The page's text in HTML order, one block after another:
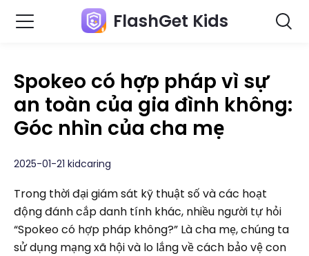
FlashGet Kids
Spokeo có hợp pháp vì sự
an toàn của gia đình không:
Góc nhìn của cha mẹ
2025-01-21 kidcaring
Trong thời đại giám sát kỹ thuật số và các hoạt
động đánh cắp danh tính khác, nhiều người tự hỏi
“Spokeo có hợp pháp không?” Là cha mẹ, chúng ta
sử dụng mạng xã hội và lo lắng về cách bảo vệ con